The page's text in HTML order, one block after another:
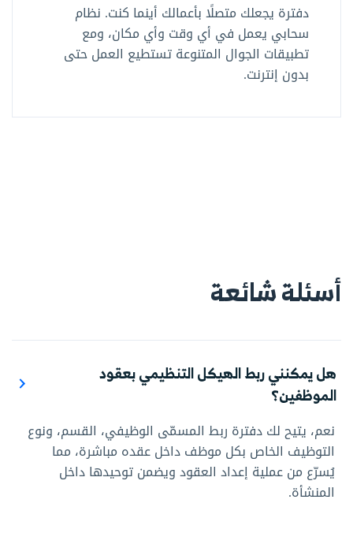
دفترة يجعلك متصلًا بأعمالك أينما كنت. نظام
سحابي يعمل في أي وقت وأي مكان، ومع
تطبيقات الجوال المتنوعة تستطيع العمل حتى
بدون إنترنت.
أسئلة شائعة
هل يمكنني ربط الهيكل التنظيمي بعقود
الموظفين؟
نعم، يتيح لك دفترة ربط المسمّى الوظيفي، القسم، ونوع
التوظيف الخاص بكل موظف داخل عقده مباشرة، مما
يُسرّع من عملية إعداد العقود ويضمن توحيدها داخل
المنشأة.